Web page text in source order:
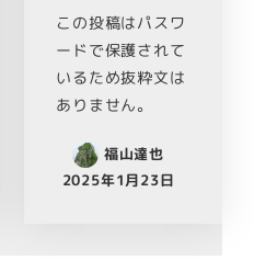
この投稿はパスワ
ードで保護されて
いるため抜粋文は
ありません。
福山達也
2025年1月23日